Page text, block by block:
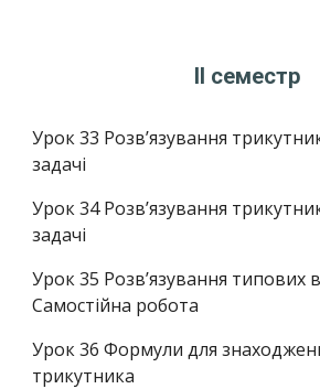
II семестр
Урок 33 Розв’язування
задачі
Урок 34Розв’язування
задачі
Урок 35 Розв’язування типових
Самостійна робота
Урок 36Формули для
трикутника